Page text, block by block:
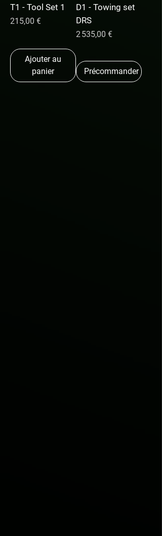
T1 - Tool Set 1
Prix
215,00 €
Ajouter au
panier
D1 - Towing set
DRS
Prix
2 535,00 €
Précommander